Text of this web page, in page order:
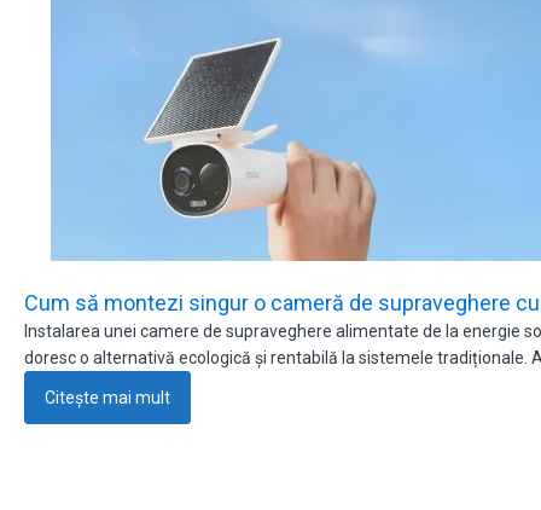
Cum să montezi singur o cameră de supraveghere
Instalarea unei camere de supraveghere alimentate de la energie
doresc o alternativă ecologică și rentabilă la sistemele tradiționale.
Citește mai mult